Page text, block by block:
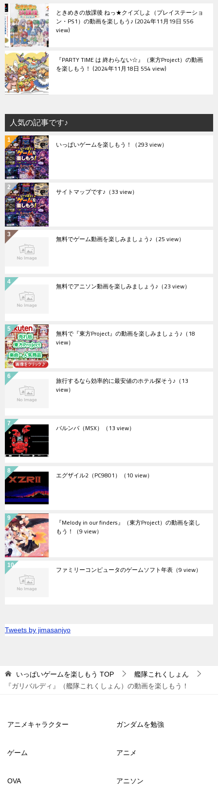
ときめきの放課後 ねっ★クイズしよ（プレイステーショ
ン・PS1）の動画を楽しもう♪ 2024年11月19日 556
view
『PARTY TIME は 終わらない☆』（東方Project）の動画
を楽しもう！ 2024年11月18日 554 view
人気の記事です♪
いっぱいゲームを楽しもう！ （293 view）
サイトマップです♪ （33 view）
無料でゲーム動画を楽しみましょう♪ （25 view）
無料でアニソン動画を楽しみましょう♪ （23 view）
無料で『東方Project』の動画を楽しみましょう♪ （18
view）
旅行するなら効率的に最安値のホテル探そう♪ （13
view）
バルンバ（MSX） （13 view）
エグザイル2（PC9801） （10 view）
『Melody in our finders』（東方Project）の動画を楽し
もう！ （9 view）
ファミリーコンピュータのゲームソフト年表 （9 view）
Tweets by jimasanjyo
いっぱいゲームを楽しもう TOP
艦隊これくしょん
『ガリバルディ』（艦隊これくしょん）の動画を楽しもう！
アニメキャラクター ガンダムを勉強
ゲーム アニメ
OVA アニソン